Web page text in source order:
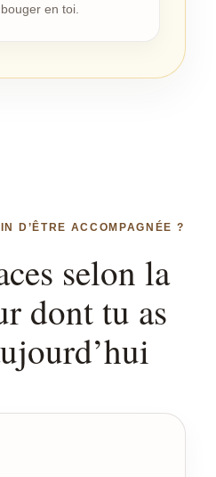
en toi.
D’ÊTRE ACCOMPAGNÉE ?
selon la
dont tu as